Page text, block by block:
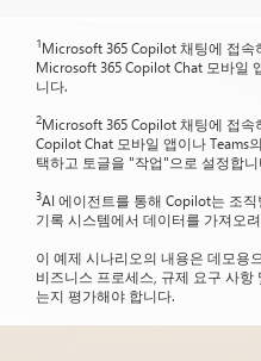
1Microsoft 365 Copilot 채팅에 접속
Microsoft 365 Copilot Chat 모바일
니다.
2Microsoft 365 Copilot 채팅에 접속
Copilot Chat 모바일 앱이나 Teams
택하고 토글을 "작업"으로 설정합니
3AI 에이전트를 통해 Copilot는 조
기록 시스템에서 데이터를 가져오
이 예제 시나리오의 내용은 데모용
비즈니스 프로세스, 규제 요구 사
는지 평가해야 합니다.